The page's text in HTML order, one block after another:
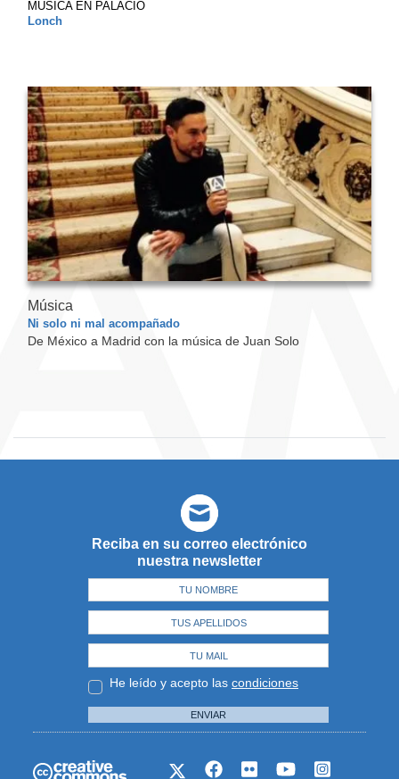
MÚSICA EN PALACIO
Lonch
Música
Ni solo ni mal acompañado
De México a Madrid con la música de Juan Solo
Reciba en su correo electrónico
nuestra newsletter
He leído y acepto las condiciones
ENVIAR